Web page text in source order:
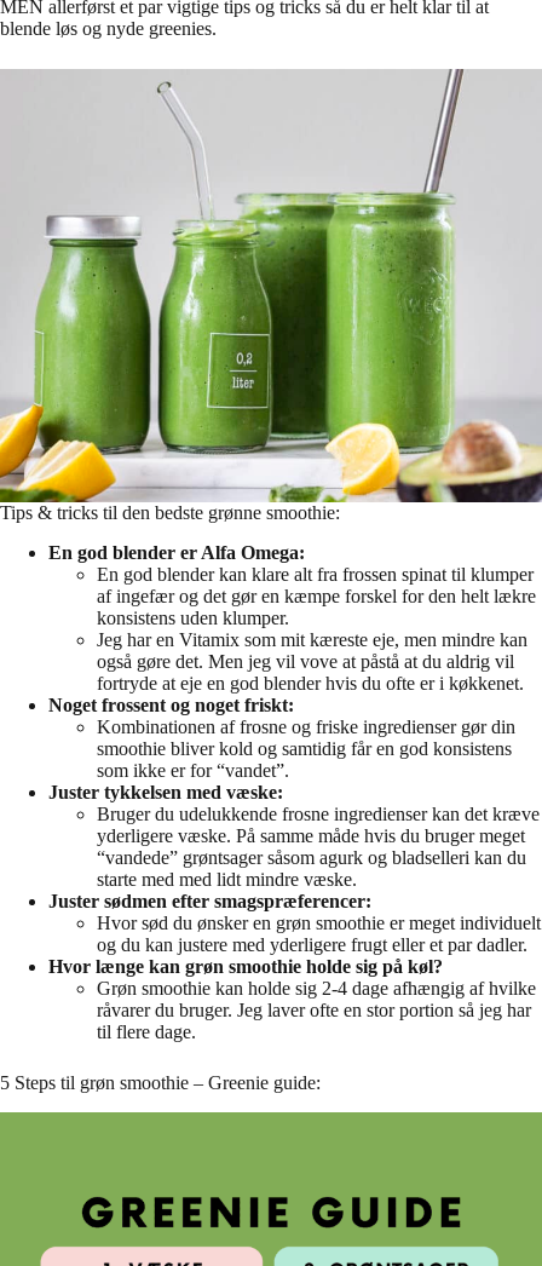
MEN allerførst et par vigtige tips og tricks så du er helt klar til at
blende løs og nyde greenies.
Tips & tricks til den bedste grønne smoothie:
En god blender er Alfa Omega:
En god blender kan klare alt fra frossen spinat til klumper
af ingefær og det gør en kæmpe forskel for den helt lækre
konsistens uden klumper.
Jeg har en Vitamix som mit kæreste eje, men mindre kan
også gøre det. Men jeg vil vove at påstå at du aldrig vil
fortryde at eje en god blender hvis du ofte er i køkkenet.
Noget frossent og noget friskt:
Kombinationen af frosne og friske ingredienser gør din
smoothie bliver kold og samtidig får en god konsistens
som ikke er for “vandet”.
Juster tykkelsen med væske:
Bruger du udelukkende frosne ingredienser kan det kræve
yderligere væske. På samme måde hvis du bruger meget
“vandede” grøntsager såsom agurk og bladselleri kan du
starte med med lidt mindre væske.
Juster sødmen efter smagspræferencer:
Hvor sød du ønsker en grøn smoothie er meget individuelt
og du kan justere med yderligere frugt eller et par dadler.
Hvor længe kan grøn smoothie holde sig på køl?
Grøn smoothie kan holde sig 2-4 dage afhængig af hvilke
råvarer du bruger. Jeg laver ofte en stor portion så jeg har
til flere dage.
5 Steps til grøn smoothie – Greenie guide: